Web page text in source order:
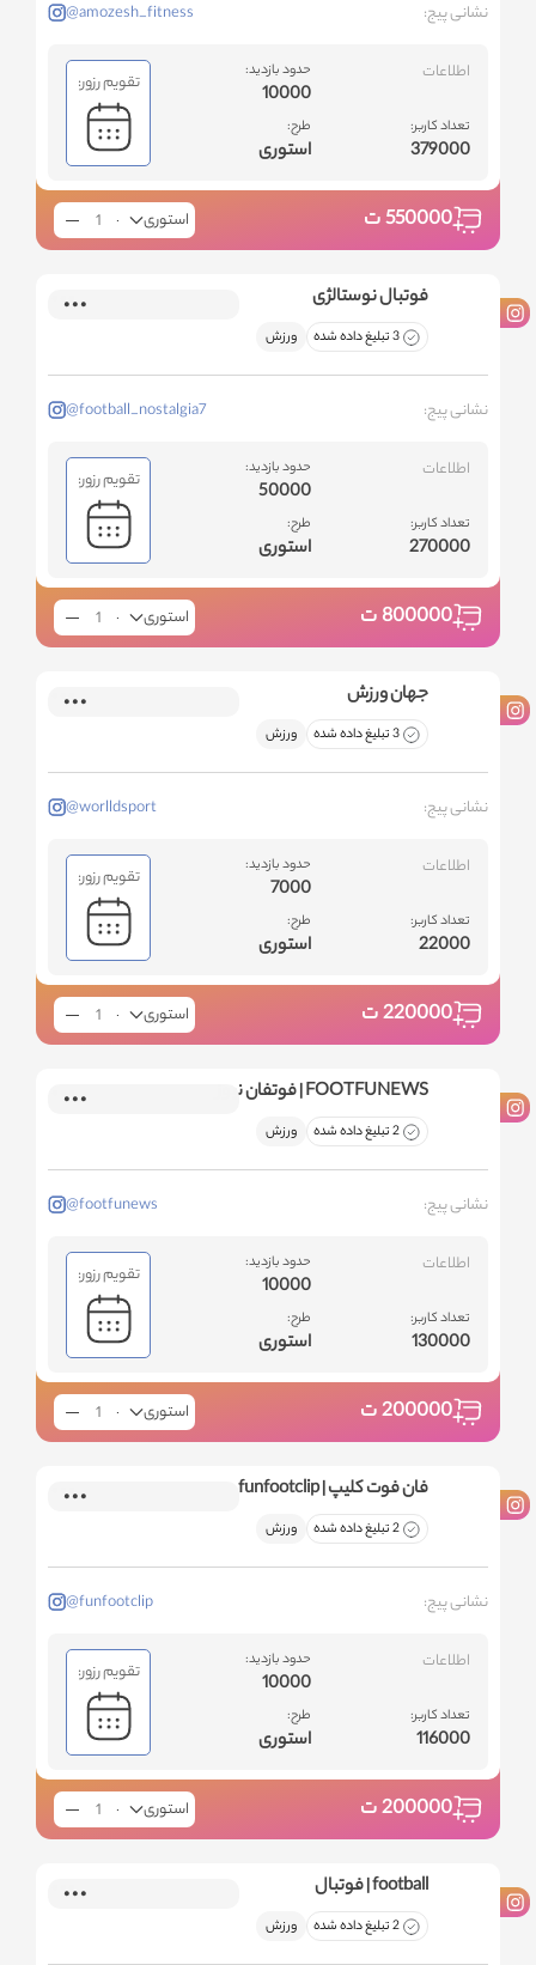
نشانی پیج: @amozesh_fitness
اطلاعات
تعداد کاربر:
379000
حدود بازدید:
10000
طرح:
استوری
تقویم رزور:
550000ت استوری
فوتبال نوستالژی
3 تبلیغ داده شده ورزش
نشانی پیج: @football_nostalgia7
اطلاعات
تعداد کاربر:
270000
حدود بازدید:
50000
طرح:
استوری
تقویم رزور:
800000ت استوری
جهان ورزش
3 تبلیغ داده شده ورزش
نشانی پیج: @worlldsport
اطلاعات
تعداد کاربر:
22000
حدود بازدید:
7000
طرح:
استوری
تقویم رزور:
220000ت استوری
FOOTFUNEWS | فوتفان نیوز
2 تبلیغ داده شده ورزش
نشانی پیج: @footfunews
اطلاعات
تعداد کاربر:
130000
حدود بازدید:
10000
طرح:
استوری
تقویم رزور:
200000ت استوری
فان فوت کلیپ | funfootclip
2 تبلیغ داده شده ورزش
نشانی پیج: @funfootclip
اطلاعات
تعداد کاربر:
116000
حدود بازدید:
10000
طرح:
استوری
تقویم رزور:
200000ت استوری
football | فوتبال
2 تبلیغ داده شده ورزش